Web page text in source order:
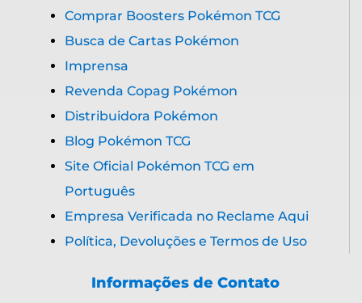
Comprar Boosters Pokémon TCG
Busca de Cartas Pokémon
Imprensa
Revenda Copag Pokémon
Distribuidora Pokémon
Blog Pokémon TCG
Site Oficial Pokémon TCG em
Português
Empresa Verificada no Reclame Aqui
Política, Devoluções e Termos de Uso
Informações de Contato